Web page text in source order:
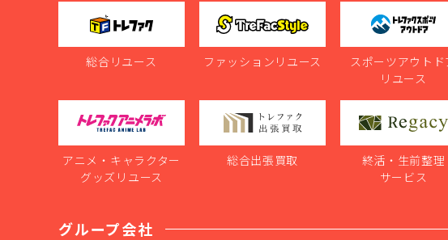
総合リユース ファッションリユース
スポーツアウトド
リユース
アニメ・キャラクター
グッズリユース
総合出張買取
終活・生前整理
サービス
グループ会社